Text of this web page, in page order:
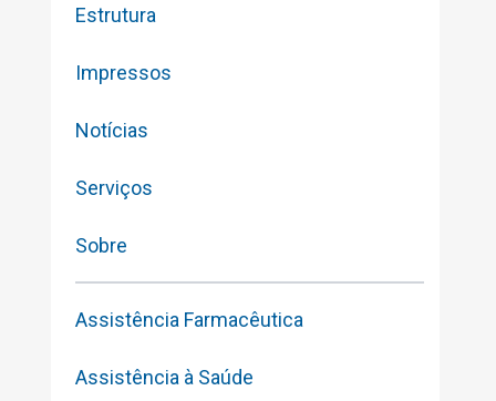
Estrutura
Impressos
Notícias
Serviços
Sobre
Assistência Farmacêutica
Assistência à Saúde